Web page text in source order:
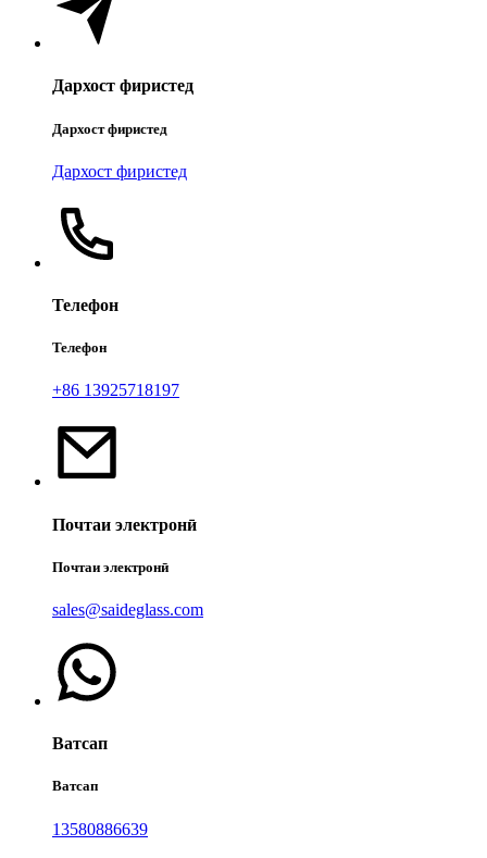
Дархост фиристед
Дархост фиристед
Дархост фиристед
Телефон
Телефон
+86 13925718197
Почтаи электронӣ
Почтаи электронӣ
sales@saideglass.com
Ватсап
Ватсап
13580886639